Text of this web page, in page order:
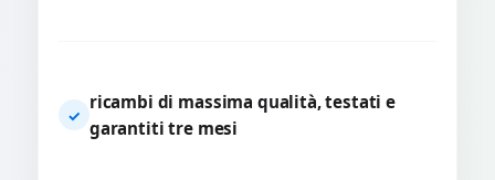
✓
ricambi di massima qualità, testati e
garantiti tre mesi